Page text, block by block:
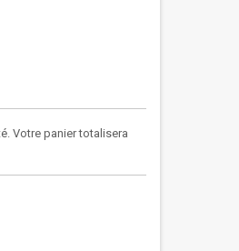
Votre panier totalisera